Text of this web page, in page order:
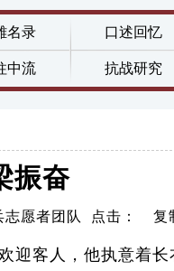
名录 口述回忆
中流 抗战研究
振奋
愿者团队 点击： 复
客人，他执意着